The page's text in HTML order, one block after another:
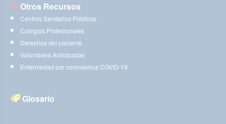
Otros Recursos
Centros Sanitarios Públicos
Colegios Profesionales
Derechos del paciente
Voluntades Anticipadas
Enfermedad por coronavirus COVID-19
Glosario